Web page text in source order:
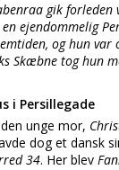
gik forleden
ejendommelig
og hun var
Skæbne tog hun
i Persillegade
unge mor,
dog et dansk
34. Her blev